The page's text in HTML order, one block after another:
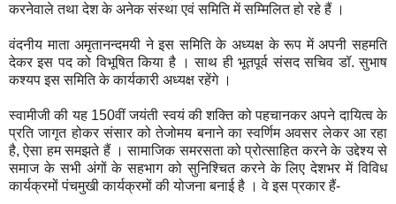
करनेवाले तथा देश के अनेक संस्था एवं समिति में सम्मिलित हो रहे हैं ।
वंदनीय माता अमृतानन्दमयी ने इस समिति के अध्यक्ष के रूप में अपनी सहमति
देकर इस पद को विभूषित किया है । साथ ही भूतपूर्व संसद सचिव डॉ. सुभाष
कश्यप इस समिति के कार्यकारी अध्यक्ष रहेंगे ।
स्वामीजी की यह 150वीं जयंती स्वयं की शक्ति को पहचानकर अपने दायित्व के
प्रति जागृत होकर संसार को तेजोमय बनाने का स्वर्णिम अवसर लेकर आ रहा
है, ऐसा हम समझते हैं । सामाजिक समरसता को प्रोत्साहित करने के उद्देश्य से
समाज के सभी अंगों के सहभाग को सुनिश्चित करने के लिए देशभर में विविध
कार्यक्रमों पंचमुखी कार्यक्रमों की योजना बनाई है । वे इस प्रकार हैं-